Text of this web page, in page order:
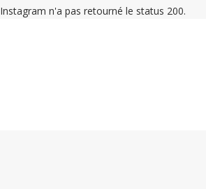
Instagram n'a pas retourné le status 200.